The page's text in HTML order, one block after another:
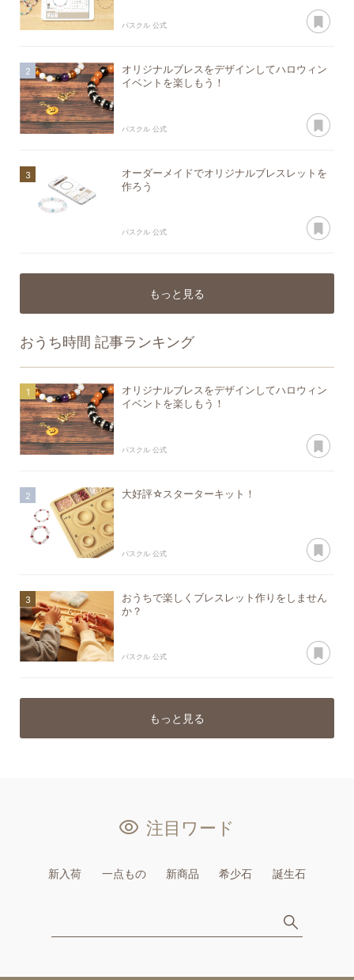
パスクル 公式
オリジナルブレスをデザインしてハロウィン
イベントを楽しもう！
パスクル 公式
オーダーメイドでオリジナルブレスレットを
作ろう
パスクル 公式
もっと見る
おうち時間 記事ランキング
オリジナルブレスをデザインしてハロウィン
イベントを楽しもう！
パスクル 公式
大好評☆スターターキット！
パスクル 公式
おうちで楽しくブレスレット作りをしません
か？
パスクル 公式
もっと見る
注目ワード
新入荷 一点もの 新商品 希少石 誕生石